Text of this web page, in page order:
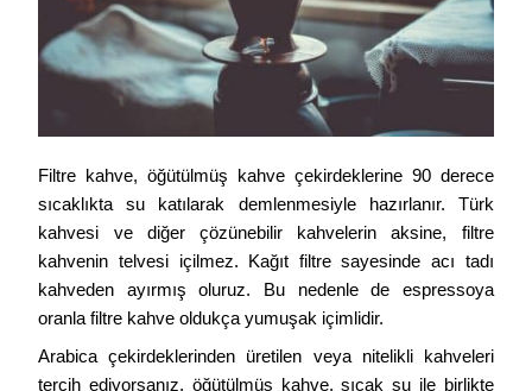
Filtre kahve, öğütülmüş kahve çekirdeklerine 90 derece
sıcaklıkta su katılarak demlenmesiyle hazırlanır. Türk
kahvesi ve diğer çözünebilir kahvelerin aksine, filtre
kahvenin telvesi içilmez. Kağıt filtre sayesinde acı tadı
kahveden ayırmış oluruz. Bu nedenle de espressoya
oranla filtre kahve oldukça yumuşak içimlidir.
Arabica çekirdeklerinden üretilen veya nitelikli kahveleri
tercih ediyorsanız, öğütülmüş kahve, sıcak su ile birlikte